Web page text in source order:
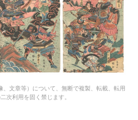
、文章等）について、無断で複製、転載、転用
次利用を固く禁じます。